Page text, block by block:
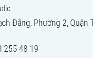
Đằng, Phường 2, Quận
255 48 19